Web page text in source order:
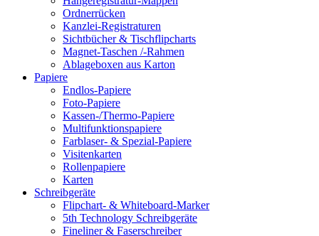
Ordnerrücken
Kanzlei-Registraturen
Sichtbücher & Tischflipcharts
Magnet-Taschen /-Rahmen
Ablageboxen aus Karton
Papiere
Endlos-Papiere
Foto-Papiere
Kassen-/Thermo-Papiere
Multifunktionspapiere
Farblaser- & Spezial-Papiere
Visitenkarten
Rollenpapiere
Karten
Schreibgeräte
Flipchart- & Whiteboard-Marker
5th Technology Schreibgeräte
Fineliner & Faserschreiber